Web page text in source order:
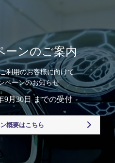
ーンのご案内
利用のお客様に向けて
ペーンのお知らせ
9月30日 までの受付
概要はこちら